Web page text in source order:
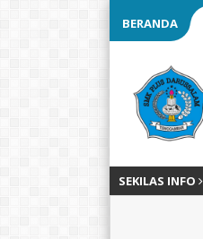
BERANDA
SEKILAS INFO